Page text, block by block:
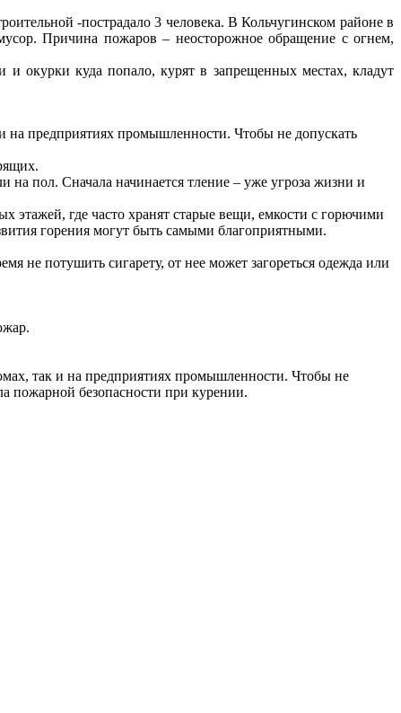
-пострадало 3 человека. В Кольчугинском районе в
Причина пожаров – неосторожное обращение с огнем,
окурки куда попало, курят в запрещенных местах, кладут
на предприятиях промышленности. Чтобы не допускать
пол. Сначала начинается тление – уже угроза жизни и
где часто хранят старые вещи, емкости с горючими
горения могут быть самыми благоприятными.
не потушить сигарету, от нее может загореться одежда или
так и на предприятиях промышленности. Чтобы не
пожарной безопасности при курении.